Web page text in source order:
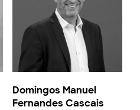
Domingos Manuel
Fernandes Cascais